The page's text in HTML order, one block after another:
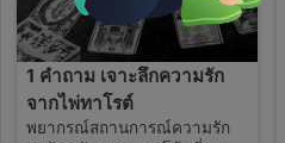
1 คำถาม เจาะลึกความรัก
จากไพ่ทาโรต์
พยากรณ์สถานการณ์ความรัก